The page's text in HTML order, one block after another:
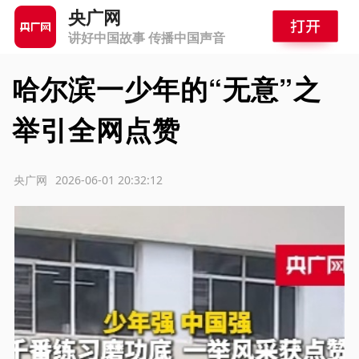
央广网
讲好中国故事 传播中国声音
哈尔滨一少年的“无意”之
举引全网点赞
2026-06-01 20:32:12
央广网